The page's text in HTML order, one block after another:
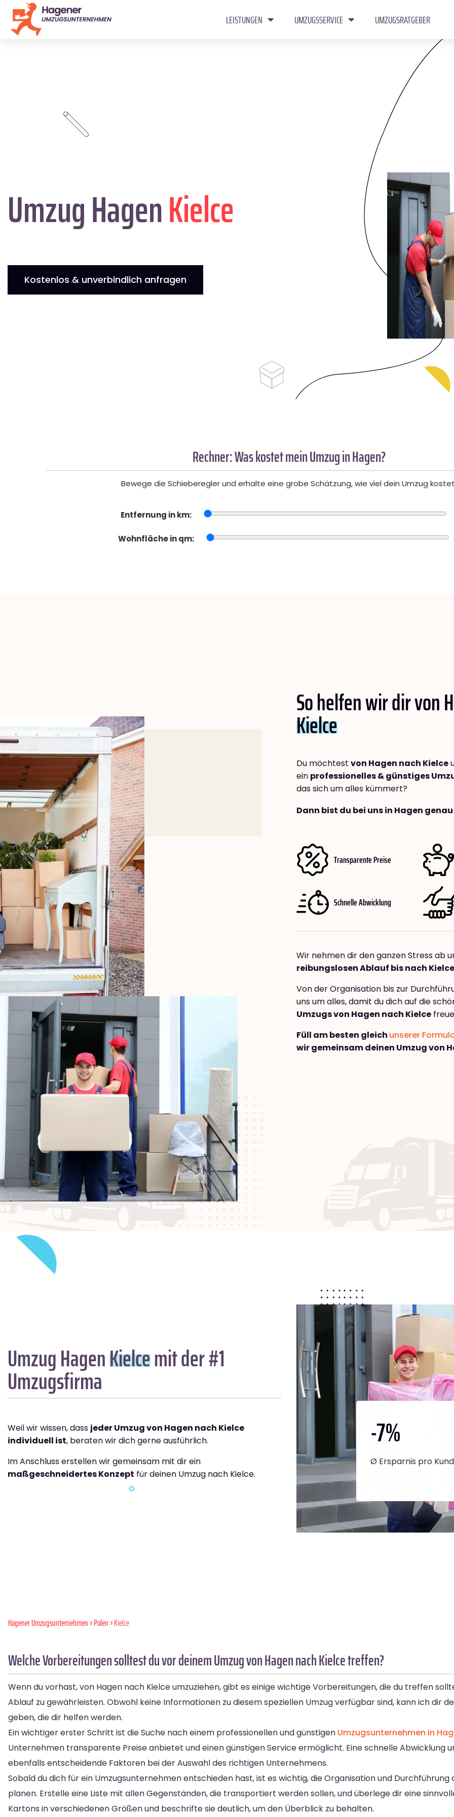
LEISTUNGEN UMZUGSSERVICE UMZUGSRATGEBER
Umzug HagenKielce
Kostenlos & unverbindlich anfragen
Rechner: Was kostet mein Umzug in Hagen?
Bewege die Schieberegler und erhalte eine grobe Schätzung, wie viel dein Umzug
Entfernung in km:
Wohnfläche in qm:
So helfen wir dir von
Kielce
Du möchtest von Hagen nach Kielce
ein professionelles & günstiges
das sich um alles kümmert?
Dann bist du bei uns in Hagen
Transparente Preise
Schnelle Abwicklung
Wir nehmen dir den ganzen Stress ab
reibungslosen Ablauf bis nach Kielce
Von der Organisation bis zur
uns um alles, damit du dich auf die
Umzugs von Hagen nach Kielce
Füll am besten gleich unserer
wir gemeinsam deinen Umzug von
Umzug HagenKielcemit der #1
Umzugsfirma
Weil wir wissen, dass jeder Umzug von Hagen nach Kielce
individuell ist, beraten wir dich gerne ausführlich.
Im Anschluss erstellen wir gemeinsam mit dir ein
maßgeschneidertes Konzept für deinen Umzug nach Kielce.
-7%
Ø Ersparnis pro
Hagener Umzugsunternehmen»Polen» Kielce
Welche Vorbereitungen solltest du vor deinem Umzug von Hagen nach Kielce treffen?
Wenn du vorhast, von Hagen nach Kielce umzuziehen, gibt es einige wichtige Vorbereitungen, die du treffen
Ablauf zu gewährleisten. Obwohl keine Informationen zu diesem speziellen Umzug verfügbar sind, kann ich dir
geben, die dir helfen werden.
Ein wichtiger erster Schritt ist die Suche nach einem professionellen und günstigen Umzugsunternehmen in
Unternehmen transparente Preise anbietet und einen günstigen Service ermöglicht. Eine schnelle Abwicklung
ebenfalls entscheidende Faktoren bei der Auswahl des richtigen Unternehmens.
Sobald du dich für ein Umzugsunternehmen entschieden hast, ist es wichtig, die Organisation und Durchführung
planen. Erstelle eine Liste mit allen Gegenständen, die transportiert werden sollen, und überlege dir eine
Kartons in verschiedenen Größen und beschrifte sie deutlich, um den Überblick zu behalten.